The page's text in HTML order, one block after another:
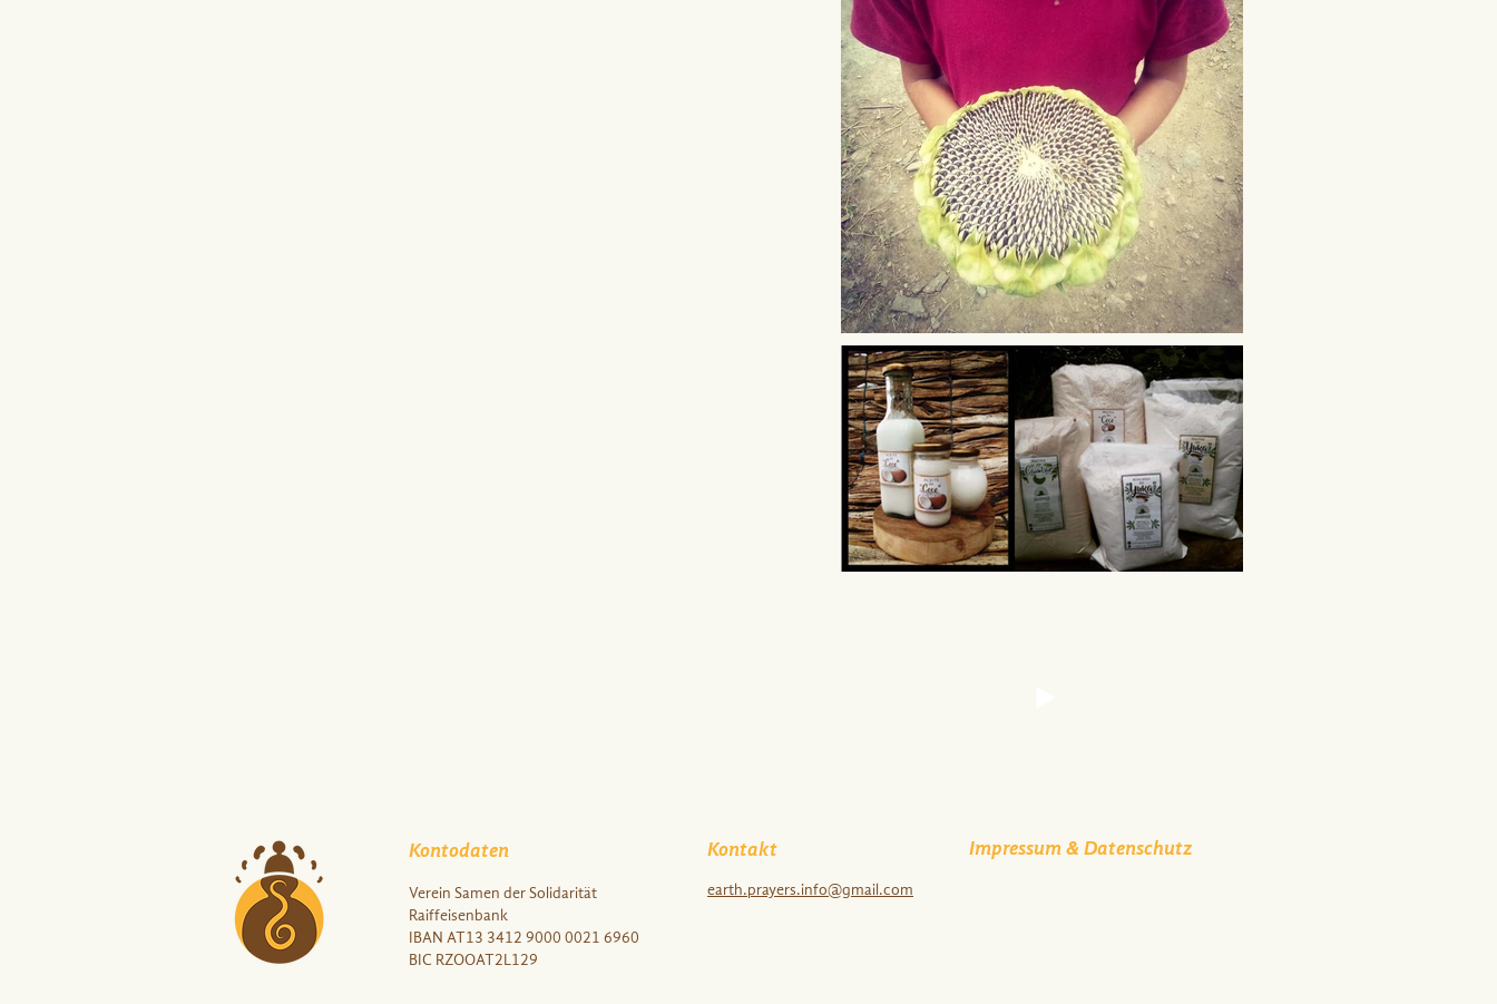
Kontodaten
Verein Samen der Solidarität
Raiffeisenbank
IBAN AT13 3412 9000 0021 6960
BIC RZOOAT2L129
Kontakt
earth.prayers.info@gmail.com
Impressum & Datenschutz